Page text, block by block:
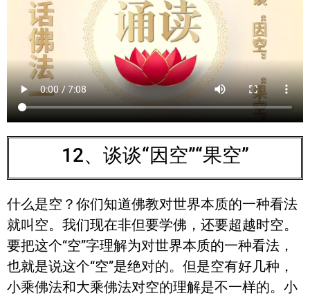
12、谈谈“因空”“果空”
什么是空？你们知道佛教对世界本质的一种看法
就叫空。我们现在非但要学佛，还要超越时空。
要把这个“空”字理解为对世界本质的一种看法，
也就是说这个“空”是绝对的。但是空有好几种，
小乘佛法和大乘佛法对空的理解是不一样的。小